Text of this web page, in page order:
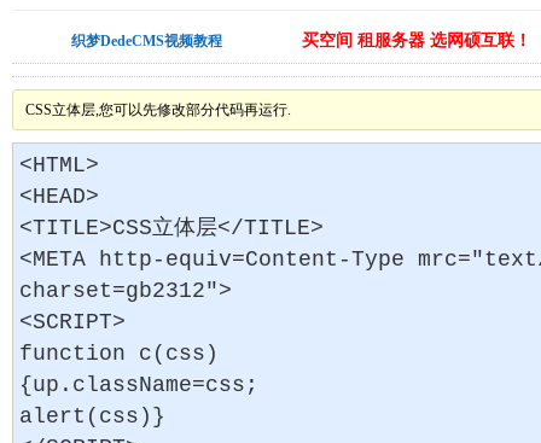
织梦DedeCMS视频教程 买空间 租服务器 选网硕互联！
CSS立体层,您可以先修改部分代码再运行.